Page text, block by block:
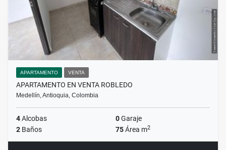
APARTAMENTO VENTA
APARTAMENTO EN VENTA ROBLEDO
Medellín, Antioquia, Colombia
4Alcobas 0Garaje
2 Baños 75Área m2